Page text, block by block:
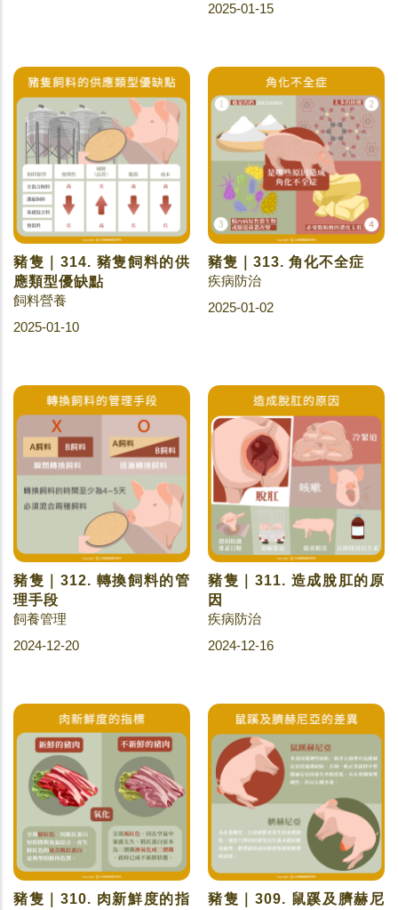
2025-01-15
豬隻｜314. 豬隻飼料的供
應類型優缺點
飼料營養
2025-01-10
豬隻｜313. 角化不全症
疾病防治
2025-01-02
豬隻｜312. 轉換飼料的管
理手段
飼養管理
2024-12-20
豬隻｜311. 造成脫肛的原
因
疾病防治
2024-12-16
豬隻｜310. 肉新鮮度的指
豬隻｜309. 鼠蹊及臍赫尼